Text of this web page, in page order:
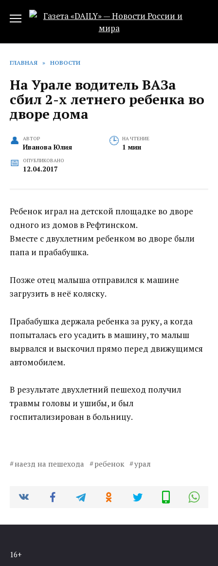
ГЛАВНАЯ » НОВОСТИ
На Урале водитель ВАЗа
сбил 2-х летнего ребенка во
дворе дома
АВТОР
Иванова Юлия
НА ЧТЕНИЕ
1 мин
ОПУБЛИКОВАНО
12.04.2017
Ребенок играл на детской площадке во дворе
одного из домов в Рефтинском.
Вместе с двухлетним ребенком во дворе были
папа и прабабушка.
Позже отец малыша отправился к машине
загрузить в неё коляску.
Прабабушка держала ребенка за руку, а когда
попыталась его усадить в машину, то малыш
вырвался и выскочил прямо перед движущимся
автомобилем.
В результате двухлетний пешеход получил
травмы головы и ушибы, и был
госпитализирован в больницу.
наезд на пешехода ребенок урал
16+